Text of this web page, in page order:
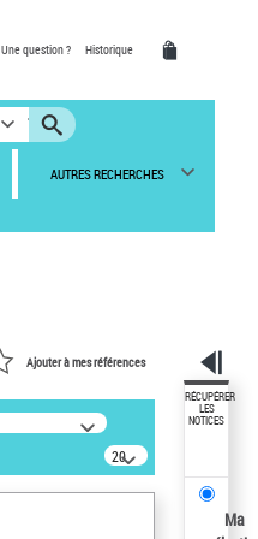
Une question ? Historique
AUTRES RECHERCHES
Ajouter à mes références
20
résultats/page
RÉCUPÉRER
LES
NOTICES
Ma